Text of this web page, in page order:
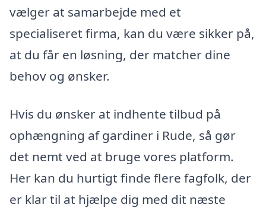
vælger at samarbejde med et
specialiseret firma, kan du være sikker på,
at du får en løsning, der matcher dine
behov og ønsker.
Hvis du ønsker at indhente tilbud på
ophængning af gardiner i Rude, så gør
det nemt ved at bruge vores platform.
Her kan du hurtigt finde flere fagfolk, der
er klar til at hjælpe dig med dit næste